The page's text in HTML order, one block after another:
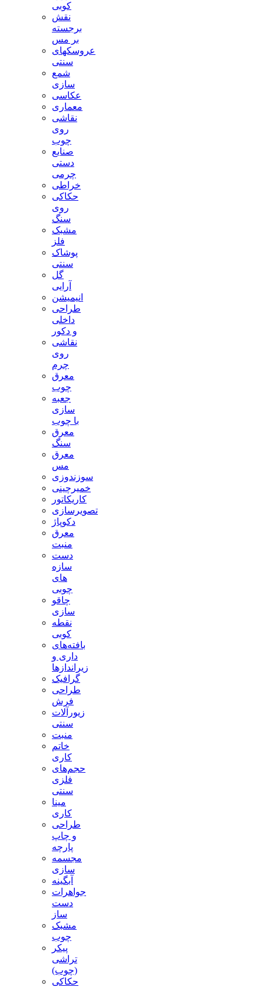
کوبی
نقش
برجسته
بر مس
عروسکهای
سنتی
شمع
سازی
عکاسی
معماری
نقاشی
روی
چوب
صنایع
دستی
چرمی
خراطی
حکاکی
روی
سنگ
مشبک
فلز
پوشاک
سنتی
گل
آرایی
انیمیشن
طراحی
داخلی
و دکور
نقاشی
روی
چرم
معرق
چوب
جعبه
سازی
با چوب
معرق
سنگ
معرق
مس
سوزندوزی
خمیرچینی
کاریکاتور
تصویرسازی
دکوپاژ
معرق
منبت
دست
سازه
های
چوبی
چاقو
سازی
نقطه
کوبی
بافته‌های
داری و
زیراندازها
گرافیک
طراحی
فرش
زیورآلات
سنتی
منبت
خاتم
کاری
حجم‌های
فلزی
سنتی
مینا
کاری
طراحی
و چاپ
پارچه
مجسمه
سازی
آبگینه
جواهرات
دست
ساز
مشبک
چوب
پیکر
تراشی
(چوب)
حکاکی